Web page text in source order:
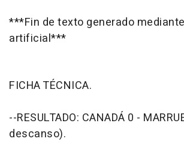
***Fin de texto generado
artificial***
FICHA TÉCNICA.
--RESULTADO: CANADÁ 0 -
descanso).